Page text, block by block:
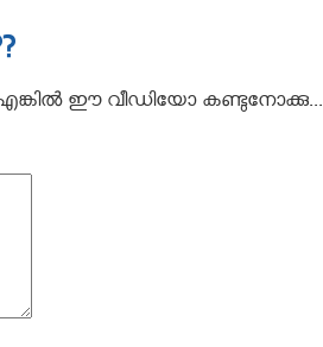
എങ്കിൽ ഈ വീഡിയോ കണ്ടുനോക്കു...